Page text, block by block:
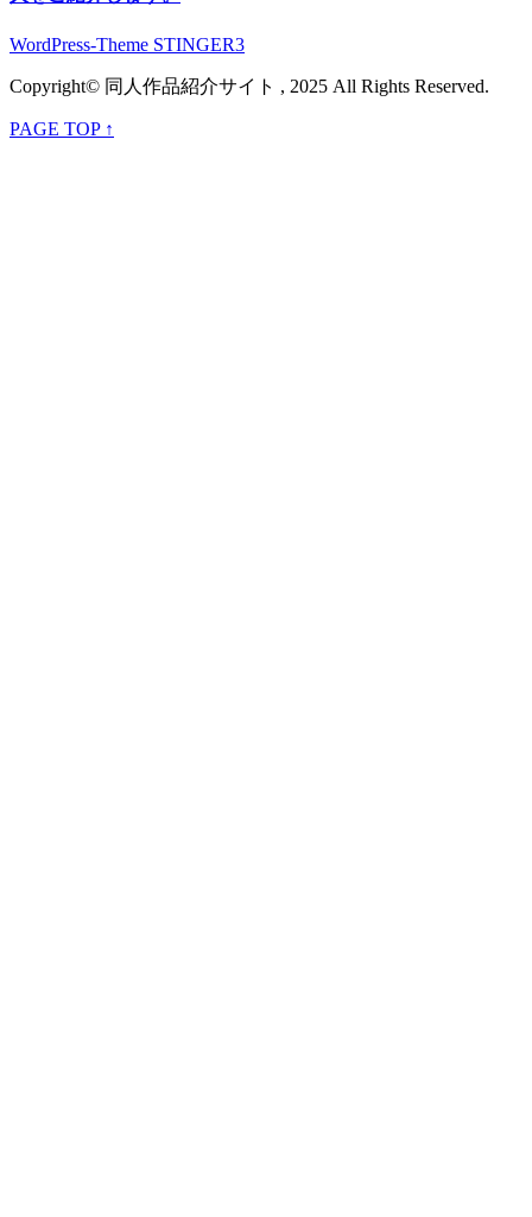
WordPress-Theme STINGER3
Copyright© 同人作品紹介サイト , 2025 All Rights Reserved.
PAGE TOP ↑